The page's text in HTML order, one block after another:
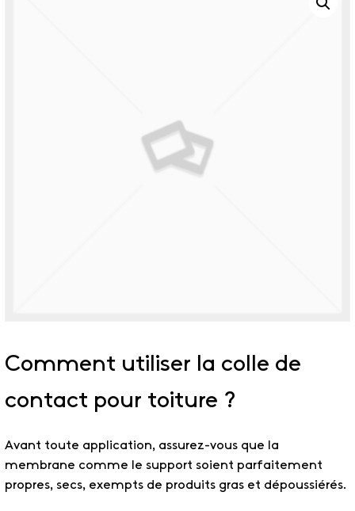
Comment utiliser la colle de
contact pour toiture ?
Avant toute application, assurez-vous que la
membrane comme le support soient parfaitement
propres, secs, exempts de produits gras et dépoussiérés.